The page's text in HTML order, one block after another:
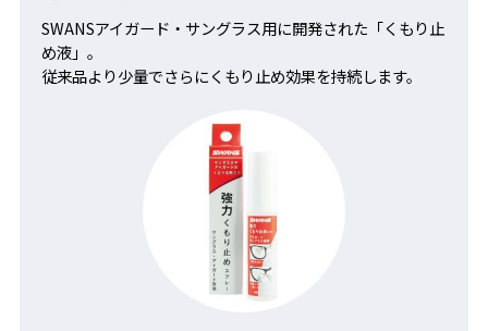
SWANSアイガード・サングラス用に開発された「くもり止
め液」。
従来品より少量でさらにくもり止め効果を持続します。